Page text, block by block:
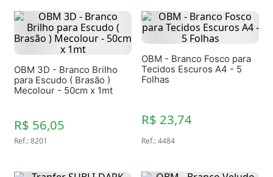
OBM 3D - Branco Brilho
para Escudo ( Brasão )
Mecolour - 50cm x 1mt
R$ 56,05
Ref.:8201
OBM - Branco Fosco para
Tecidos Escuros A4 - 5
Folhas
R$ 23,74
Ref.:4484